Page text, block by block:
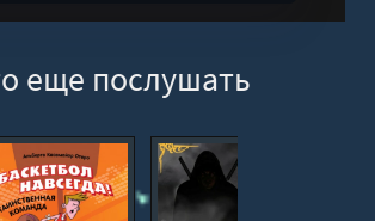
еще послушать